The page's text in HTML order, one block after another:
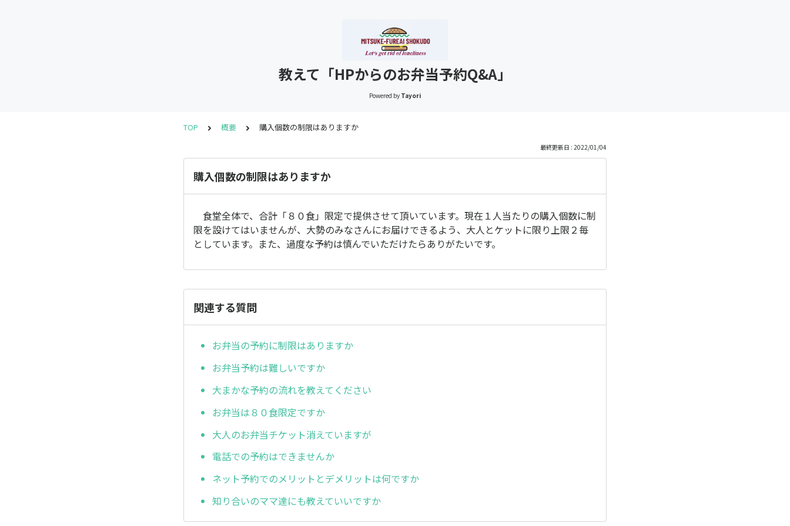
教えて「HPからのお弁当予約Q&A」
Powered by Tayori
TOP 概要 購入個数の制限はありますか
最終更新日 : 2022/01/04
購入個数の制限はありますか
食堂全体で、合計「８０食」限定で提供させて頂いています。現在１人当たりの購入個数に制
限を設けてはいませんが、大勢のみなさんにお届けできるよう、大人とケットに限り上限２毎
としています。また、過度な予約は慎んでいただけたらありがたいです。
関連する質問
お弁当の予約に制限はありますか
お弁当予約は難しいですか
大まかな予約の流れを教えてください
お弁当は８０食限定ですか
大人のお弁当チケット消えていますが
電話での予約はできませんか
ネット予約でのメリットとデメリットは何ですか
知り合いのママ達にも教えていいですか